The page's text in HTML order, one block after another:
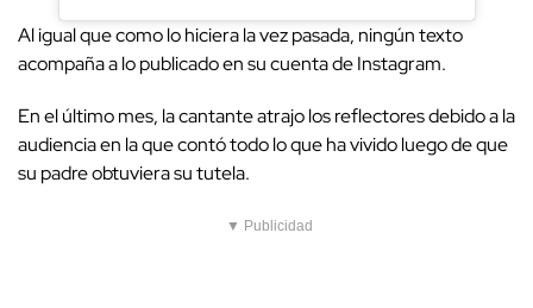
Al igual que como lo hiciera la vez pasada, ningún texto
acompaña a lo publicado en su cuenta de Instagram.
En el último mes, la cantante atrajo los reflectores debido a la
audiencia en la que contó todo lo que ha vivido luego de que
su padre obtuviera su tutela.
▼ Publicidad